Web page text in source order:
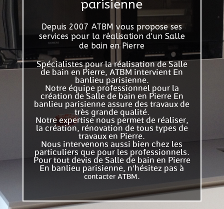
parisienne
Depuis 2007 ATBM vous propose ses
services pour la réalisation d'un Salle
de bain en Pierre
Spécialistes pour la réalisation de Salle
de bain en Pierre, ATBM intervient En
banlieu parisienne.
Notre équipe professionnel pour la
création de Salle de bain en Pierre En
banlieu parisienne assure des travaux de
très grande qualité.
Notre expertise nous permet de réaliser,
la création, rénovation de tous types de
travaux en Pierre.
Nous intervenons aussi bien chez les
particuliers que pour les professionnels.
Pour tout devis de Salle de bain en Pierre
En banlieu parisienne, n'hésitez pas à
contacter ATBM.